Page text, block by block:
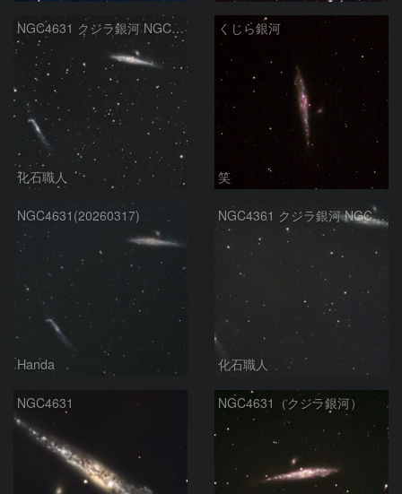
NGC4631 クジラ銀河 NGC4656 りょうけん座
化石職人
くじら銀河
笑
NGC4631(20260317)
Handa
NGC4361 クジラ銀河 NGC4656 りょうけん座
化石職人
NGC4631 NGC4631（クジラ銀河）